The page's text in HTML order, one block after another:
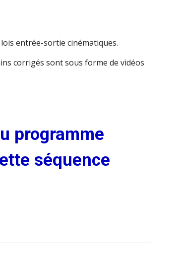
entrée-sortie cinématiques.
corrigés sont sous forme de vidéos
programme
séquence